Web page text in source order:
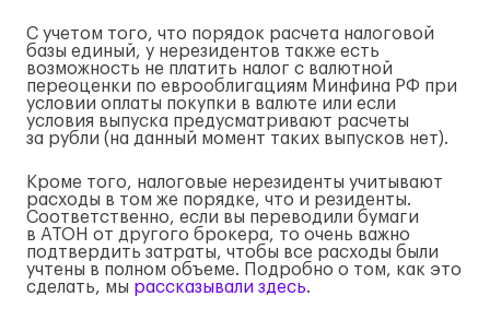
С учетом того, что порядок расчета налоговой
базы единый, у нерезидентов также есть
возможность не платить налог с валютной
переоценки по еврооблигациям Минфина РФ при
условии оплаты покупки в валюте или если
условия выпуска предусматривают расчеты
за рубли (на данный момент таких выпусков нет).
Кроме того, налоговые нерезиденты учитывают
расходы в том же порядке, что и резиденты.
Соответственно, если вы переводили бумаги
в АТОН от другого брокера, то очень важно
подтвердить затраты, чтобы все расходы были
учтены в полном объеме. Подробно о том, как это
сделать, мы рассказывали здесь.